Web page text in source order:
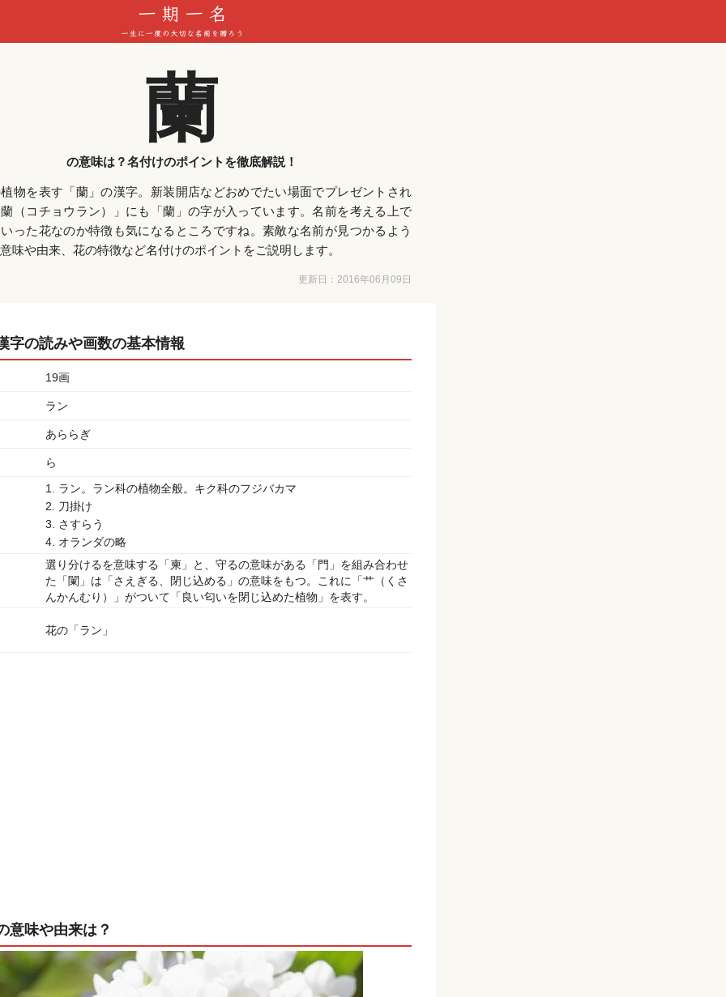
蘭
の意味は？名付けのポイントを徹底解説！
物を表す「蘭」の漢字。新装開店などおめでたい場面でプレゼントされ
（コチョウラン）」にも「蘭」の字が入っています。名前を考える上で
った花なのか特徴も気になるところですね。素敵な名前が見つかるよう
味や由来、花の特徴など名付けのポイントをご説明します。
更新日： 2016年06月09日
字の読みや画数の基本情報
19画
ラン
あららぎ
ら
1. ラン。ラン科の植物全般。キク科のフジバカマ
2. 刀掛け
3. さすらう
4. オランダの略
選り分けるを意味する「柬」と、守るの意味がある「門」を組み合わせ
た「闌」は「さえぎる、閉じ込める」の意味をもつ。これに「艹（くさ
んかんむり）」がついて「良い匂いを閉じ込めた植物」を表す。
花の「ラン」
意味や由来は？